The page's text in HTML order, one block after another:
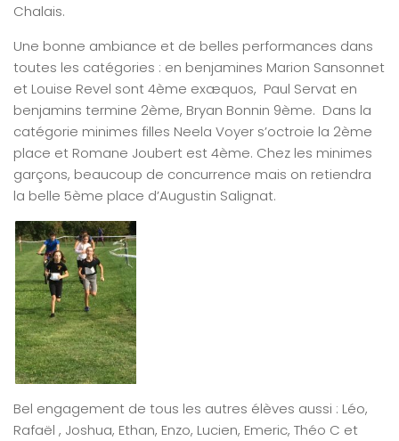
Chalais.
Une bonne ambiance et de belles performances dans
toutes les catégories : en benjamines Marion Sansonnet
et Louise Revel sont 4ème exæquos, Paul Servat en
benjamins termine 2ème, Bryan Bonnin 9ème. Dans la
catégorie minimes filles Neela Voyer s’octroie la 2ème
place et Romane Joubert est 4ème. Chez les minimes
garçons, beaucoup de concurrence mais on retiendra
la belle 5ème place d’Augustin Salignat.
Bel engagement de tous les autres élèves aussi : Léo,
Rafaël , Joshua, Ethan, Enzo, Lucien, Emeric, Théo C et